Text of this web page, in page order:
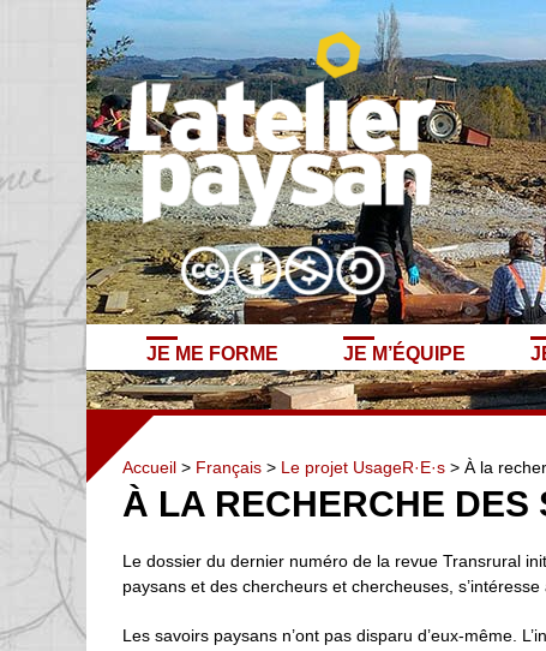
JE ME FORME JE M’ÉQUIPE
Accueil > Français > Le projet UsageR·E·s > À la
À LA RECHERCHE DES
Le dossier du dernier numéro de la revue Transrural
paysans et des chercheurs et chercheuses, s’intéresse
Les savoirs paysans n’ont pas disparu d’eux-même.